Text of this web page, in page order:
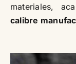
materiales,
calibre